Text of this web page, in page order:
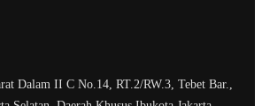
Dalam II C No.14, RT.2/RW.3, Tebet Bar.,